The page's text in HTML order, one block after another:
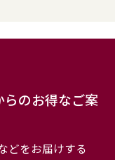
のお得なご案
どをお届けする